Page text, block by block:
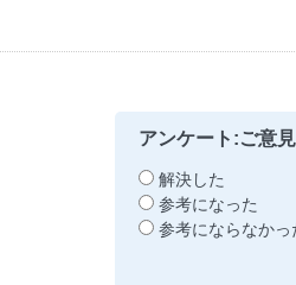
アンケート:ご意
解決した
参考になった
参考にならなかっ